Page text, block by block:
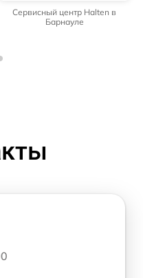
Сервисный центр Halten в
Барнауле